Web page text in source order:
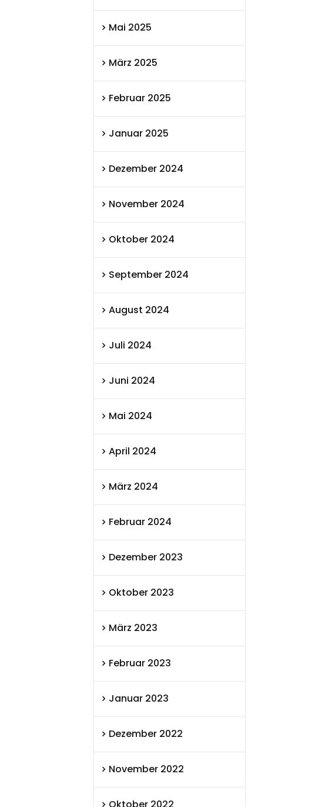
Mai 2025
März 2025
Februar 2025
Januar 2025
Dezember 2024
November 2024
Oktober 2024
September 2024
August 2024
Juli 2024
Juni 2024
Mai 2024
April 2024
März 2024
Februar 2024
Dezember 2023
Oktober 2023
März 2023
Februar 2023
Januar 2023
Dezember 2022
November 2022